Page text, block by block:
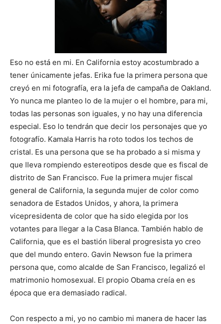
Eso no está en mi. En California estoy acostumbrado a
tener únicamente jefas. Erika fue la primera persona que
creyó en mi fotografía, era la jefa de campaña de Oakland.
Yo nunca me planteo lo de la mujer o el hombre, para mi,
todas las personas son iguales, y no hay una diferencia
especial. Eso lo tendrán que decir los personajes que yo
fotografío. Kamala Harris ha roto todos los techos de
cristal. Es una persona que se ha probado a si misma y
que lleva rompiendo estereotipos desde que es fiscal de
distrito de San Francisco. Fue la primera mujer fiscal
general de California, la segunda mujer de color como
senadora de Estados Unidos, y ahora, la primera
vicepresidenta de color que ha sido elegida por los
votantes para llegar a la Casa Blanca. También hablo de
California, que es el bastión liberal progresista yo creo
que del mundo entero. Gavin Newson fue la primera
persona que, como alcalde de San Francisco, legalizó el
matrimonio homosexual. El propio Obama creía en es
época que era demasiado radical.
Con respecto a mi, yo no cambio mi manera de hacer las